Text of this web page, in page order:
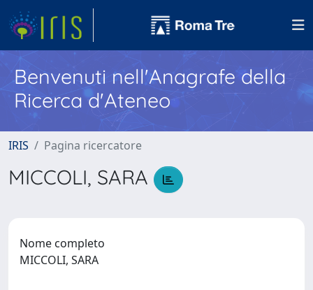
Benvenuti nell'Anagrafe della
Ricerca d'Ateneo
IRIS Pagina ricercatore
MICCOLI, SARA
Nome completo
MICCOLI, SARA